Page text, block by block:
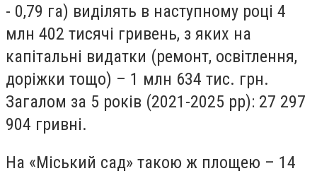
- 0,79 га) виділять в наступному році 4
млн 402 тисячі гривень, з яких на
капітальні видатки (ремонт, освітлення,
доріжки тощо) – 1 млн 634 тис. грн.
Загалом за 5 років (2021-2025 рр): 27 297
904 гривні.
На «Міський сад» такою ж площею – 14